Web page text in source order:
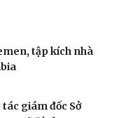
tập kích nhà
giám đốc Sở